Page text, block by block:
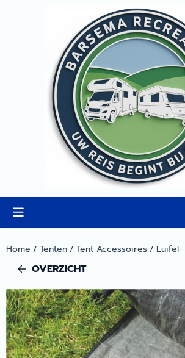
Cookievoorkeuren zijn momenteel
.
Home / Tenten/ Tent Accessoires/
OVERZICHT